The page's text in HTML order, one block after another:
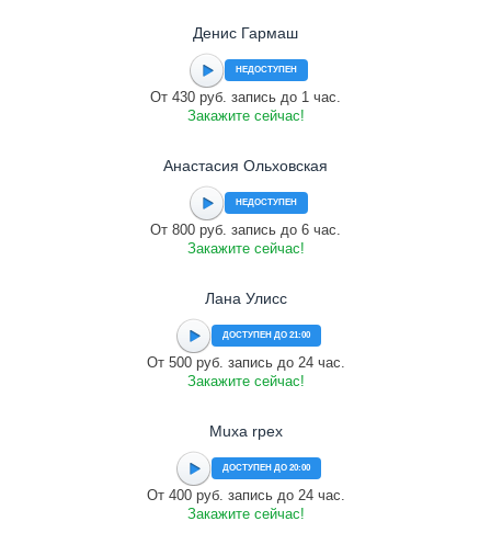
Денис Гармаш
НЕДОСТУПЕН
От 430 руб. запись до 1 час.
Закажите сейчас!
Анастасия Ольховская
НЕДОСТУПЕН
От 800 руб. запись до 6 час.
Закажите сейчас!
Лана Улисс
ДОСТУПЕН ДО 21:00
От 500 руб. запись до 24 час.
Закажите сейчас!
Muxa rpex
ДОСТУПЕН ДО 20:00
От 400 руб. запись до 24 час.
Закажите сейчас!